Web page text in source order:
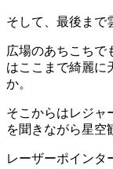
そして、最後まで
広場のあちこちで
はここまで綺麗に
か。
そこからはレジャ
を聞きながら星空
レーザーポインタ